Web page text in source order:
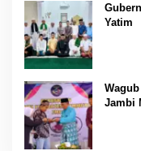
Yatim
Jambi